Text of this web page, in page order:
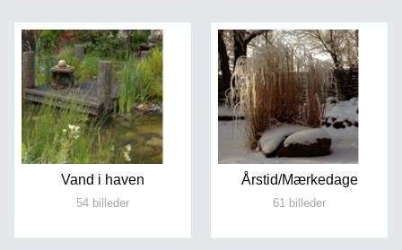
Vand i haven
54 billeder
Årstid/Mærkedage
61 billeder